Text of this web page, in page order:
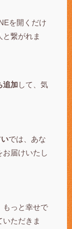
を開くだけ
繋がれま
追加 して、気
では、あな
お届けいたし
もっと幸せで
ただきま